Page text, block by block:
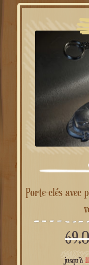
Porte-clés avec portrait 3D personnalisé de
jusqu'à